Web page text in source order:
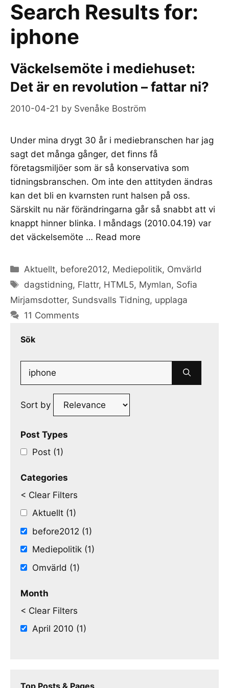
Search Results for:
iphone
Väckelsemöte i mediehuset:
Det är en revolution – fattar ni?
2010-04-21 by Svenåke Boström
Under mina drygt 30 år i mediebranschen har jag
sagt det många gånger, det finns få
företagsmiljöer som är så konservativa som
tidningsbranschen. Om inte den attityden ändras
kan det bli en kvarnsten runt halsen på oss.
Särskilt nu när förändringarna går så snabbt att vi
knappt hinner blinka. I måndags (2010.04.19) var
det väckelsemöte … Read more
Categories
Aktuellt, before2012, Mediepolitik, Omvärld
Tags
dagstidning, Flattr, HTML5, Mymlan, Sofia
Mirjamsdotter, Sundsvalls Tidning, upplaga
11 Comments
Sök
Search
for:
Sort by
Post Types
Post (1)
Categories
< Clear Filters
Aktuellt (1)
before2012 (1)
Mediepolitik (1)
Omvärld (1)
Month
< Clear Filters
April 2010 (1)
Top Posts & Pages